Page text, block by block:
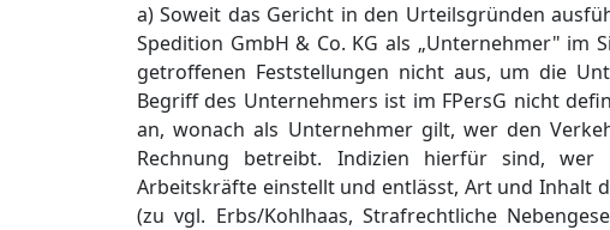
a) Soweit das Gericht in den Urteilsgründen
Spedition GmbH & Co. KG als „Unternehmer" im
getroffenen Feststellungen nicht aus, um die
Begriff des Unternehmers ist im FPersG nicht
an, wonach als Unternehmer gilt, wer den
Rechnung betreibt. Indizien hierfür sind, wer
Arbeitskräfte einstellt und entlässt, Art und Inhalt
(zu vgl. Erbs/Kohlhaas, Strafrechtliche